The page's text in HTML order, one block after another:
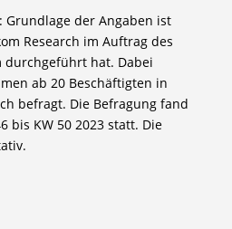
Grundlage der Angaben ist
Research im Auftrag des
durchgeführt hat. Dabei
ab 20 Beschäftigten in
befragt. Die Befragung fand
bis KW 50 2023 statt. Die